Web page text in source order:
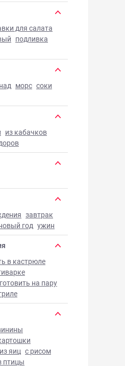
для салата
подливка
морс соки
из кабачков
завтрак
год ужин
в кастрюле
готовить на пару
из яиц с рисом
птицы